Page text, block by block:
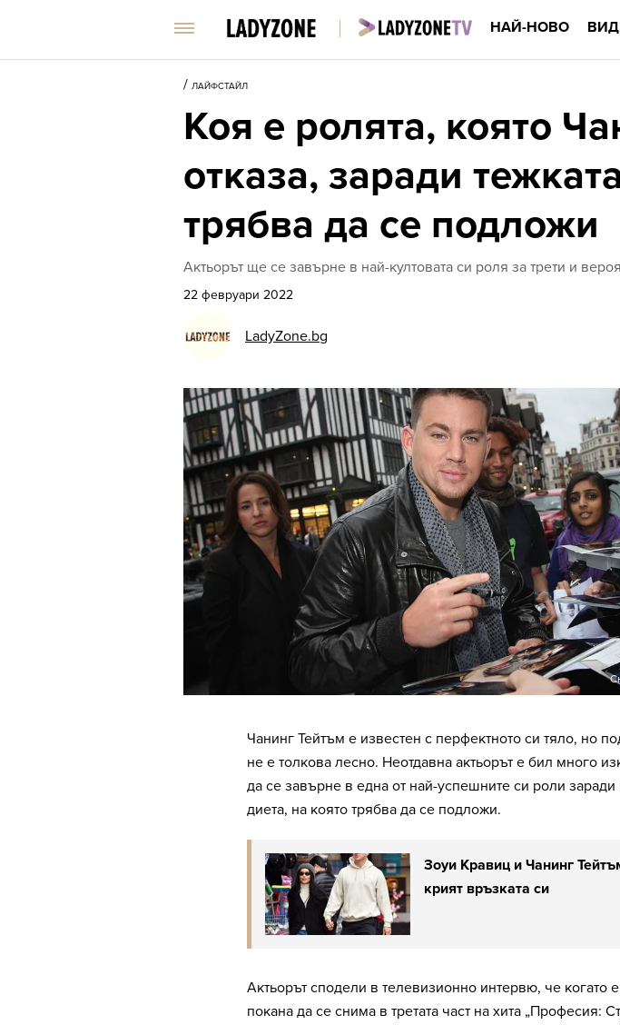
НАЙ-НОВО
/ ЛАЙФСТАЙЛ
Коя е ролята, която
отказа, заради
трябва да се подложи
Актьорът ще се завърне в най-култовата си роля за трети и
22 февруари 2022
LadyZone.bg
Чанинг Тейтъм е известен с перфектното си тяло, но
не е толкова лесно. Неотдавна актьорът е бил много
да се завърне в една от най-успешните си роли
диета, на която трябва да се подложи.
Зоуи Кравиц и Чанинг
крият връзката си
Актьорът сподели в телевизионно интервю, че когато
покана да се снима в третата част на хита „Професия: